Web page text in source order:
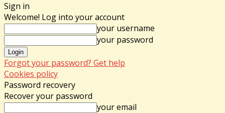
Sign in
Welcome! Log into your account
your username
your password
Forgot your password? Get help
Cookies policy
Password recovery
Recover your password
your email